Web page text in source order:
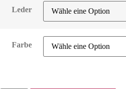
Leder
Farbe